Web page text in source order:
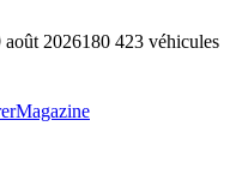
août 2026180 423 véhicules
Magazine